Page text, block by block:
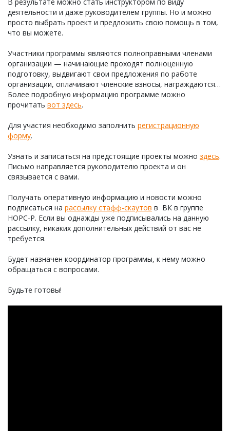
деятельности и даже руководителем группы. Но и можно
просто выбрать проект и предложить свою помощь в том,
что вы можете.
Участники программы являются полноправными членами
организации — начинающие проходят полноценную
подготовку, выдвигают свои предложения по работе
организации, оплачивают членские взносы, награждаются…
Более подробную информацию программе можно
прочитать вот здесь.
Для участия необходимо заполнить регистрационную
форму.
Узнать и записаться на предстоящие проекты можно здесь.
Письмо направляется руководителю проекта и он
связывается с вами.
Получать оперативную информацию и новости можно
подписаться на рассылку стафф-скаутов в ВК в группе
НОРС-Р. Если вы однажды уже подписывались на данную
рассылку, никаких дополнительных действий от вас не
требуется.
Будет назначен координатор программы, к нему можно
обращаться с вопросами.
Будьте готовы!